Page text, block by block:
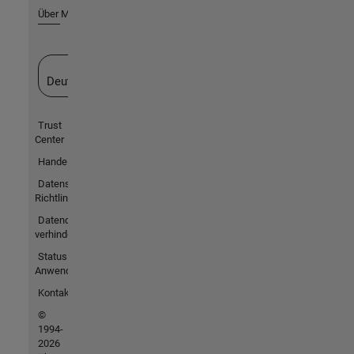
Über MathWorks
Deutschland
Trust
Center
Handelsmarken
Datenschutz-
Richtlinien
Datendiebstahl
verhindern
Status von
Anwendungen
Kontakt
©
1994-
2026